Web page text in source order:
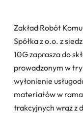
Zakład Robót
Spółka z o.o. z
10G zaprasza do
prowadzonym w
wyłonienie
materiałów w
trakcyjnych wraz z